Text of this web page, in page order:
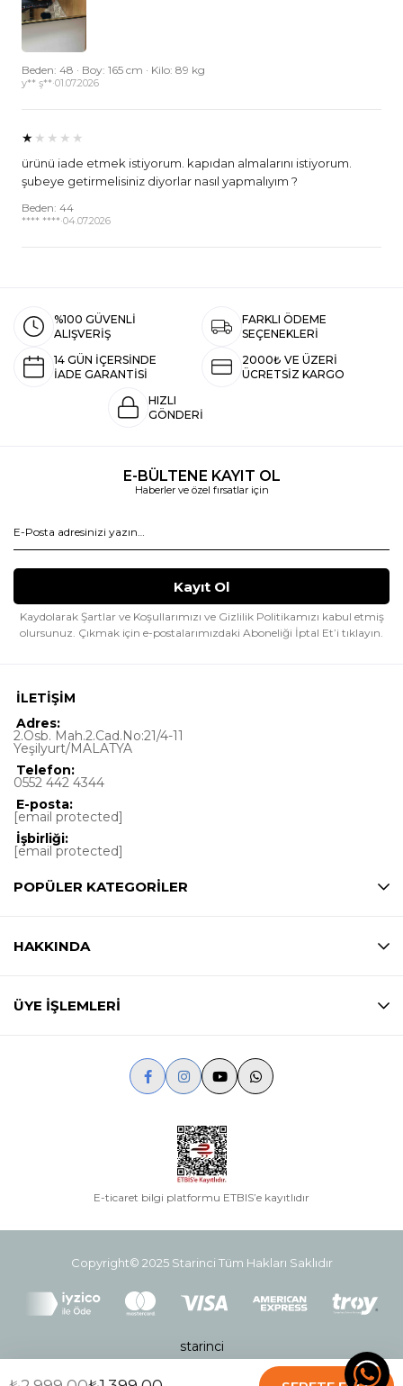
Beden: 48 · Boy: 165 cm · Kilo: 89 kg
y** ş**·01.07.2026
★ ★★★★
ürünü iade etmek istiyorum. kapıdan almalarını istiyorum.
şubeye getirmelisiniz diyorlar nasıl yapmalıyım ?
Beden: 44
**** ****·04.07.2026
%100 GÜVENLİ
ALIŞVERİŞ
FARKLI ÖDEME
SEÇENEKLERİ
14 GÜN İÇERSİNDE
İADE GARANTİSİ
2000₺ VE ÜZERİ
ÜCRETSİZ KARGO
HIZLI
GÖNDERİ
E-BÜLTENE KAYIT OL
Haberler ve özel fırsatlar için
Kaydolarak Şartlar ve Koşullarımızı ve Gizlilik Politikamızı kabul etmiş
olursunuz. Çıkmak için e-postalarımızdaki Aboneliği İptal Et’i tıklayın.
İLETİŞİM
Adres:
2.Osb. Mah.2.Cad.No:21/4-11
Yeşilyurt/MALATYA
Telefon:
0552 442 4344
E-posta:
[email protected]
İşbirliği:
[email protected]
POPÜLER KATEGORİLER
HAKKINDA
ÜYE İŞLEMLERİ
E-ticaret bilgi platformu ETBIS’e kayıtlıdır
Copyright© 2025 Starinci Tüm Hakları Saklıdır
starinci